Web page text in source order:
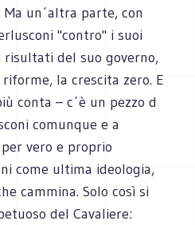
un´altra parte, con
"contro" i suoi
del suo governo,
la crescita zero. E
conta – c´è un pezzo d
comunque e a
vero e proprio
come ultima ideologia,
cammina. Solo così si
del Cavaliere: